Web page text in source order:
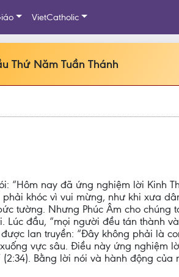
VietCatholic
Thứ Năm Tuần Thánh
“Hôm nay đã ứng nghiệm lời Kinh
khóc vì vui mừng, như khi xưa
tường. Nhưng Phúc Âm cho
đầu, “mọi người đều tán thành
lan truyền: “Đây không phải là
vực sâu. Điều này ứng nghiệm
Bằng lời nói và hành động của